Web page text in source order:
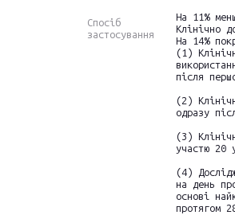
Спосіб
застосування
На 11%
Клінічно
На 14%
(1)
після
(2)
одразу
(3)
участю 20
(4)
на день
основі
протягом